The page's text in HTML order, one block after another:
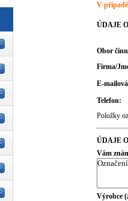
V
ÚDAJE
Obor
Firma/
E-
Telefon:
Položky
ÚDAJE
Vám
Výrobce